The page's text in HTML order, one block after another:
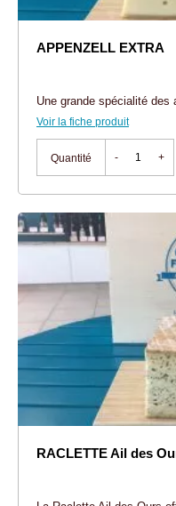
APPENZELL EXTRA
Une grande spécialité
Voir la fiche produit
Quantité - +
RACLETTE Ail des